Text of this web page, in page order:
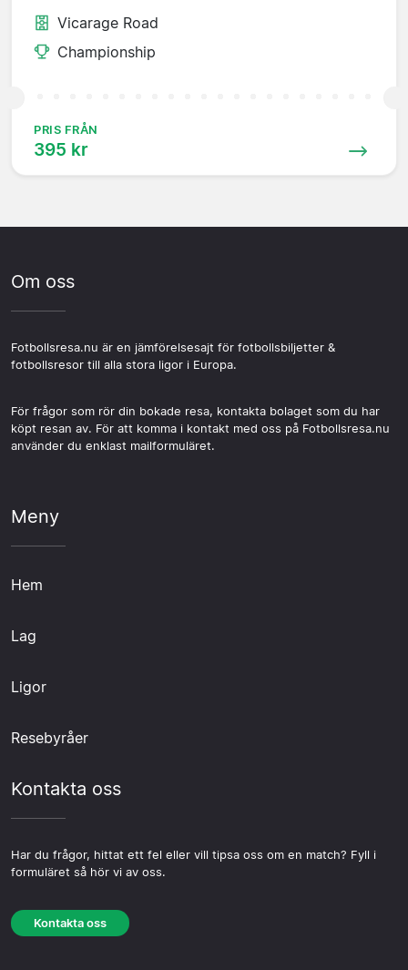
Vicarage Road
Championship
PRIS FRÅN
395 kr
Om oss
Fotbollsresa.nu är en jämförelsesajt för fotbollsbiljetter &
fotbollsresor till alla stora ligor i Europa.
För frågor som rör din bokade resa, kontakta bolaget som du har
köpt resan av. För att komma i kontakt med oss på Fotbollsresa.nu
använder du enklast mailformuläret.
Meny
Hem
Lag
Ligor
Resebyråer
Kontakta oss
Har du frågor, hittat ett fel eller vill tipsa oss om en match? Fyll i
formuläret så hör vi av oss.
Kontakta oss